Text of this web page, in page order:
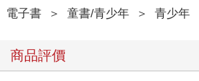
電子書 ＞ 童書/青少年 ＞ 青少年
商品評價